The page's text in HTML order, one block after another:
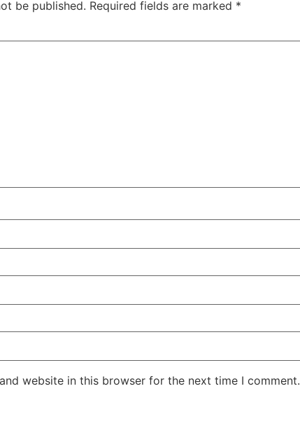
be published. Required fields are marked *
website in this browser for the next time I comment.